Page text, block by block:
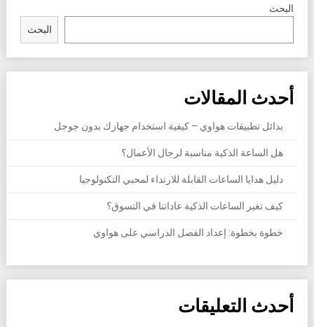
البحث
البحث
أحدث المقالات
بدائل تطبيقات هواوي – كيفية استخدام جهازك بدون جوجل
هل الساعة الذكية مناسبة لرجال الأعمال؟
دليل هدايا الساعات القابلة للارتداء لمحبي التكنولوجيا
كيف تغير الساعات الذكية عاداتنا في التسوق؟
خطوة بخطوة: إعداد الفصل الدراسي على هواوي
أحدث التعليقات